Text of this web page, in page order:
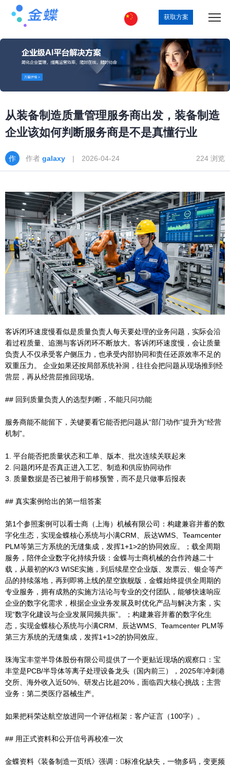
获取方案
从装备制造质量管理服务商出发，装备制造
企业该如何判断服务商是不是真懂行业
作者 galaxy | 2026-04-24 224 浏览
客诉闭环速度慢看似是质量负责人每天要处理的业务问题，实际会沿
着过程质量、追溯与客诉闭环不断放大。客诉闭环速度慢，会让质量
负责人不仅承受客户侧压力，也承受内部协同和责任还原效率不足的
双重压力。 企业如果还按局部系统补洞，往往会把问题从现场推到经
营层，再从经营层推回现场。
## 回到质量负责人的选型判断，不能只问功能
服务商能不能留下，关键要看它能否把问题从“部门动作”提升为“经营
机制”。
1. 平台能否把质量状态和工单、版本、批次连续关联起来
2. 问题闭环是否真正进入工艺、制造和供应协同动作
3. 质量数据是否已被用于前移预警，而不是只做事后报表
## 真实案例给出的第一组答案
第1个参照案例可以看士商（上海）机械有限公司：构建兼容并蓄的数
字化生态，实现金蝶核心系统与小满CRM、辰达WMS、Teamcenter
PLM等第三方系统的无缝集成，发挥1+1>2的协同效应。；载全周期
服务，陪伴企业数字化持续升级：金蝶与士商机械的合作跨越二十
载，从最初的K/3 WISE实施，到后续星空企业版、发票云、银企等产
品的持续落地，再到即将上线的星空旗舰版，金蝶始终提供全周期的
专业服务，拥有成熟的实施方法论与专业的交付团队，能够快速响应
企业的数字化需求，根据企业业务发展及时优化产品与解决方案，实
现“数字化建设与企业发展同频共振”。；构建兼容并蓄的数字化生
态，实现金蝶核心系统与小满CRM、辰达WMS、Teamcenter PLM等
第三方系统的无缝集成，发挥1+1>2的协同效应。
珠海宝丰堂半导体股份有限公司提供了一个更贴近现场的观察口：宝
丰堂是PCB/半导体等离子处理设备龙头（国内前三），2025年冲刺港
交所、海外收入近50%、研发占比超20%，面临四大核心挑战；主营
业务：第二类医疗器械生产。
如果把科荣达航空放进同一个评估框架：客户证言（100字）。
## 用正式资料和公开信号再校准一次
金蝶资料《装备制造一页纸》强调：标准化缺失，一物多码，变更频